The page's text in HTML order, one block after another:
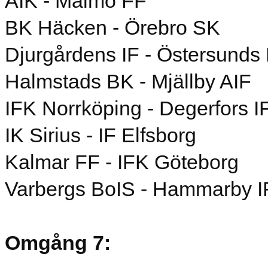
BK Häcken - Örebro SK
Djurgårdens IF - Östersunds
Halmstads BK - Mjällby AIF
IFK Norrköping - Degerfors
IK Sirius - IF Elfsborg
Kalmar FF - IFK Göteborg
Varbergs BoIS - Hammarby
Omgång 7: